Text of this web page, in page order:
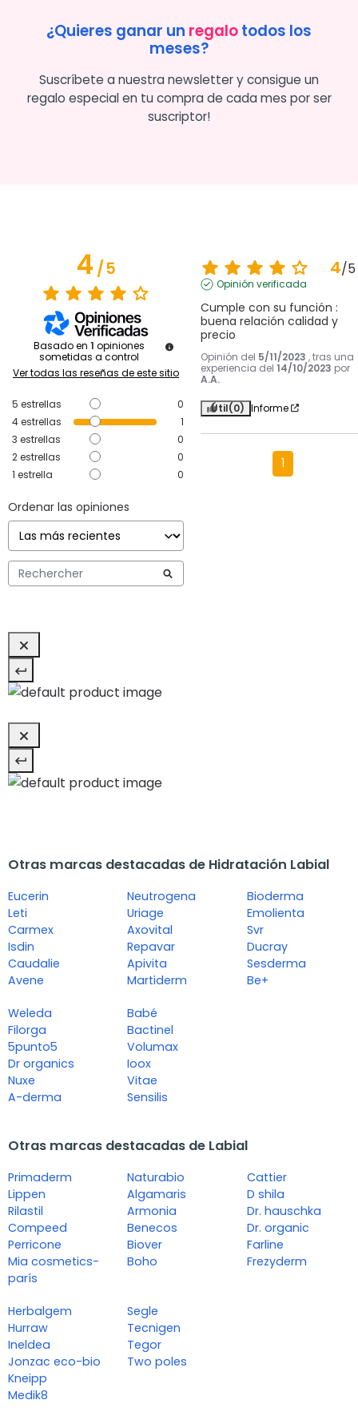
¿Quieres ganar un regalotodos los
meses?
Suscríbete a nuestra newsletter y consigue un
regalo especial en tu compra de cada mes por ser
suscriptor!
4/5
Basado en 1 opiniones
sometidas a control
Ver todas las reseñas de este sitio
5 estrellas
0
4estrellas
1
3 estrellas
0
2estrellas
0
1 estrella 0
Ordenar las opiniones
4/5
Opinión verificada
Cumple con su función :
buena relación calidad y
precio
Opinión del 5/11/2023 , tras una
experiencia del 14/10/2023 por
A.A.
Útil(0) Informe
1
Otras marcas destacadas de Hidratación Labial
Eucerin
Leti
Carmex
Isdin
Caudalie
Avene
Neutrogena
Uriage
Axovital
Repavar
Apivita
Martiderm
Bioderma
Emolienta
Svr
Ducray
Sesderma
Be+
Weleda
Filorga
5punto5
Dr organics
Nuxe
A-derma
Babé
Bactinel
Volumax
Ioox
Vitae
Sensilis
Otras marcas destacadas de Labial
Primaderm
Lippen
Rilastil
Compeed
Perricone
Mia cosmetics-
parís
Naturabio
Algamaris
Armonia
Benecos
Biover
Boho
Cattier
D shila
Dr. hauschka
Dr. organic
Farline
Frezyderm
Herbalgem
Hurraw
Ineldea
Jonzac eco-bio
Kneipp
Medik8
Segle
Tecnigen
Tegor
Two poles